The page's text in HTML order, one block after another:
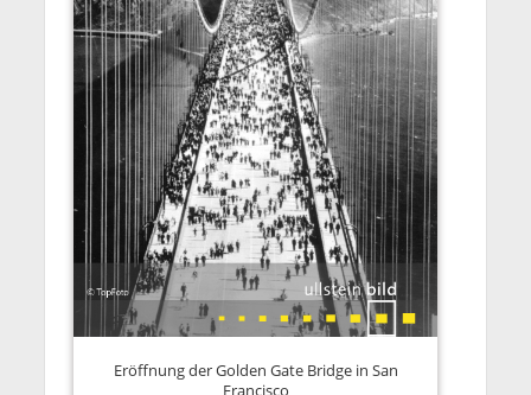
Eröffnung der Golden Gate Bridge in San
Francisco